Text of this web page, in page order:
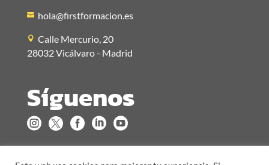
hola@firstformacion.es
Calle Mercurio, 20
28032 Vicálvaro - Madrid
Síguenos
    